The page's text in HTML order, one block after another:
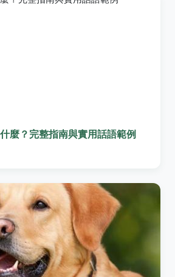
麼？完整指南與實用話語範例